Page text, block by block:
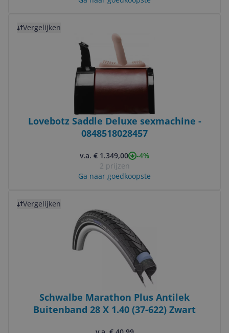
Vergelijken
Lovebotz Saddle Deluxe sexmachine -
0848518028457
v.a. € 1.349,00
-4%
2 prijzen
Ga naar goedkoopste
Vergelijken
Schwalbe Marathon Plus Antilek
Buitenband 28 X 1.40 (37-622) Zwart